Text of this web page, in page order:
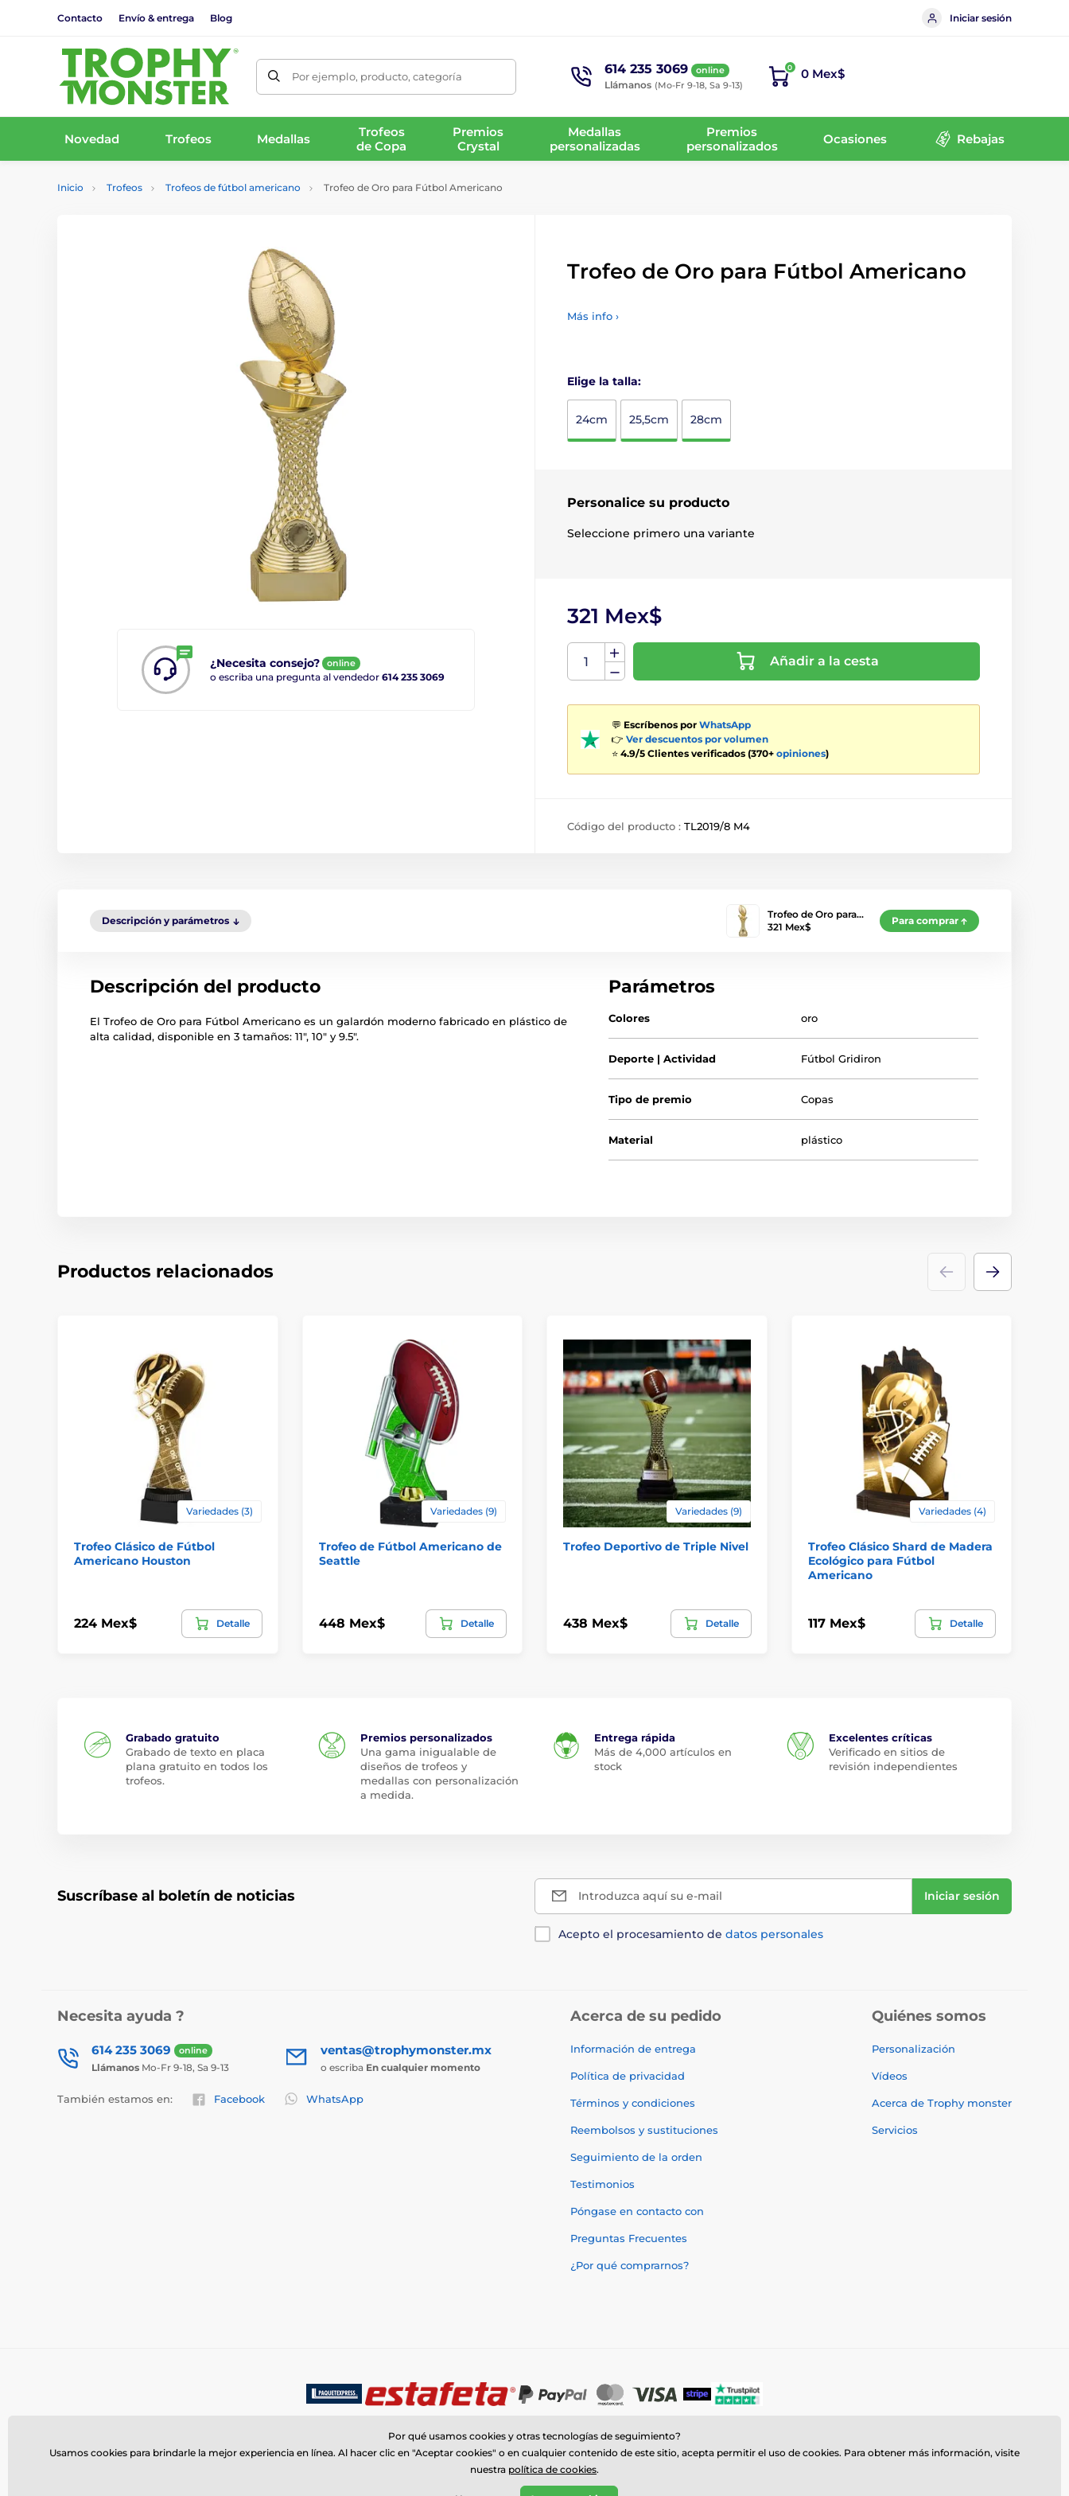
Contacto Envío & entrega Blog Iniciar sesión
Por ejemplo, producto, categoría 614 235 3069 online
Llámanos (Mo-Fr 9-18, Sa 9-13)
0 0 Mex$
Novedad Trofeos Medallas
Trofeos
de Copa
Premios
Crystal
Medallas
personalizadas
Premios
personalizados
Ocasiones Rebajas
Inicio Trofeos Trofeos de fútbol americano Trofeo de Oro para Fútbol Americano
¿Necesita consejo? online
o escriba una pregunta al vendedor 614 235 3069
Trofeo de Oro para Fútbol Americano
Más info ›
Elige la talla:
24cm 25,5cm 28cm
Personalice su producto
Seleccione primero una variante
321 Mex$
Añadir a la cesta
💬 Escríbenos por WhatsApp
👉 Ver descuentos por volumen
⭐ 4.9/5 Clientes verificados (370+ opiniones)
Código del producto : TL2019/8 M4
Descripción y parámetros
Trofeo de Oro para…
321 Mex$
Para comprar
Descripción del producto
El Trofeo de Oro para Fútbol Americano es un galardón moderno fabricado en plástico de
alta calidad, disponible en 3 tamaños: 11", 10" y 9.5".
Parámetros
Colores oro
Deporte | Actividad Fútbol Gridiron
Tipo de premio Copas
Material plástico
Productos relacionados
Variedades (3)
Trofeo Clásico de Fútbol
Americano Houston
224 Mex$ Detalle
Variedades (9)
Trofeo de Fútbol Americano de
Seattle
448 Mex$ Detalle
Variedades (9)
Trofeo Deportivo de Triple Nivel
438 Mex$ Detalle
Variedades (4)
Trofeo Clásico Shard de Madera
Ecológico para Fútbol
Americano
117 Mex$ Detalle
Grabado gratuito
Grabado de texto en placa
plana gratuito en todos los
trofeos.
Premios personalizados
Una gama inigualable de
diseños de trofeos y
medallas con personalización
a medida.
Entrega rápida
Más de 4,000 artículos en
stock
Excelentes críticas
Verificado en sitios de
revisión independientes
Suscríbase al boletín de noticias Introduzca aquí su e-mail Iniciar sesión
Acepto el procesamiento de datos personales
Necesita ayuda ?
614 235 3069 online
Llámanos Mo-Fr 9-18, Sa 9-13
ventas@trophymonster.mx
o escriba En cualquier momento
También estamos en: Facebook WhatsApp
Acerca de su pedido
Información de entrega
Política de privacidad
Términos y condiciones
Reembolsos y sustituciones
Seguimiento de la orden
Testimonios
Póngase en contacto con
Preguntas Frecuentes
¿Por qué comprarnos?
Quiénes somos
Personalización
Vídeos
Acerca de Trophy monster
Servicios
© 2026 www.trophymonster.mx ⦁ Tienda electrónica creada por
Por qué usamos cookies y otras tecnologías de seguimiento?
Usamos cookies para brindarle la mejor experiencia en línea. Al hacer clic en "Aceptar cookies" o en cualquier contenido de este sitio, acepta permitir el uso de cookies. Para obtener más información, visite
nuestra política de cookies.